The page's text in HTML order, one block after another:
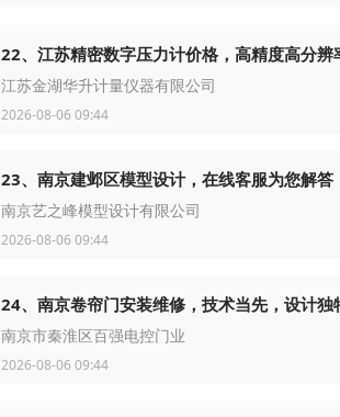
22、江苏精密数字压力计价格，高精度高分辨
江苏金湖华升计量仪器有限公司
2026-08-06 09:44
23、南京建邺区模型设计，在线客服为您解答
南京艺之峰模型设计有限公司
2026-08-06 09:44
24、南京卷帘门安装维修，技术当先，设计独
南京市秦淮区百强电控门业
2026-08-06 09:44